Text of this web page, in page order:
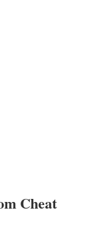
Cheat